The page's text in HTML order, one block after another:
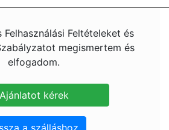
Felhasználási Feltételeket és
megismertem és
elfogadom.
a szálláshoz